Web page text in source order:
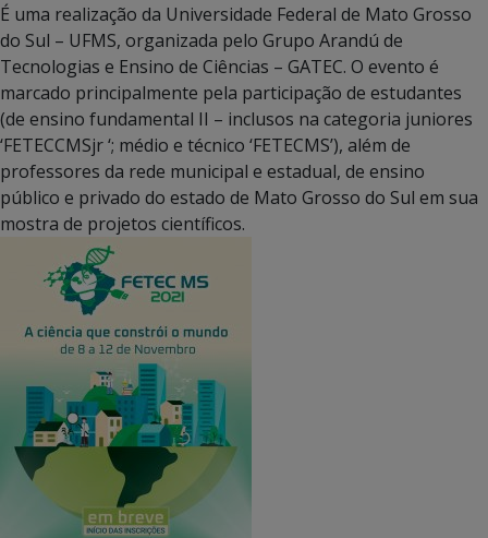
É uma realização da Universidade Federal de Mato Grosso
do Sul – UFMS, organizada pelo Grupo Arandú de
Tecnologias e Ensino de Ciências – GATEC. O evento é
marcado principalmente pela participação de estudantes
(de ensino fundamental II – inclusos na categoria juniores
‘FETECCMSjr ‘; médio e técnico ‘FETECMS’), além de
professores da rede municipal e estadual, de ensino
público e privado do estado de Mato Grosso do Sul em sua
mostra de projetos científicos.